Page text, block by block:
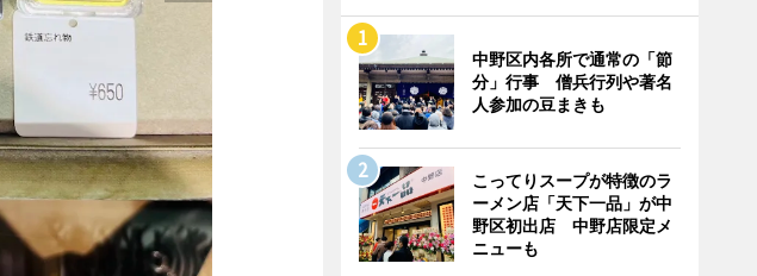
中野区内各所で通常の「節
分」行事 僧兵行列や著名
人参加の豆まきも
こってりスープが特徴のラ
ーメン店「天下一品」が中
野区初出店 中野店限定メ
ニューも